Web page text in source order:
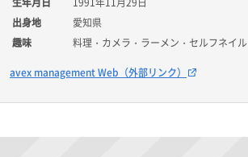
出身地
愛知県
趣味
料理・カメラ・ラーメン・セルフネイル
avex management Web（外部リンク）